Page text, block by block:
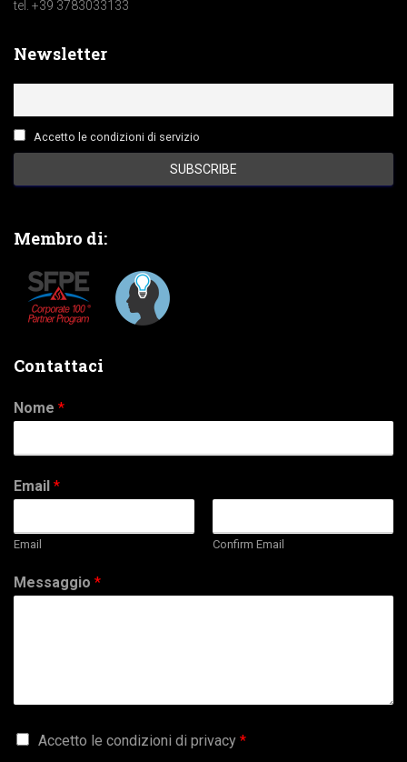
tel. +39 3783033133
Newsletter
Accetto le condizioni di servizio
Membro di:
Contattaci
Nome *
Email *
Email Confirm Email
Messaggio *
G
Accetto le condizioni di privacy *